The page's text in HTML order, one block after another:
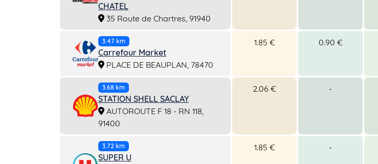
CHATEL
35 Route de Chartres, 91940
3.47 km
Carrefour Market
PLACE DE BEAUPLAN, 78470
1.85 € 0.90 €
3.68 km
STATION SHELL SACLAY
AUTOROUTE F 18 - RN 118,
91400
2.06 € -
3.72 km
SUPER U
1.85 € -